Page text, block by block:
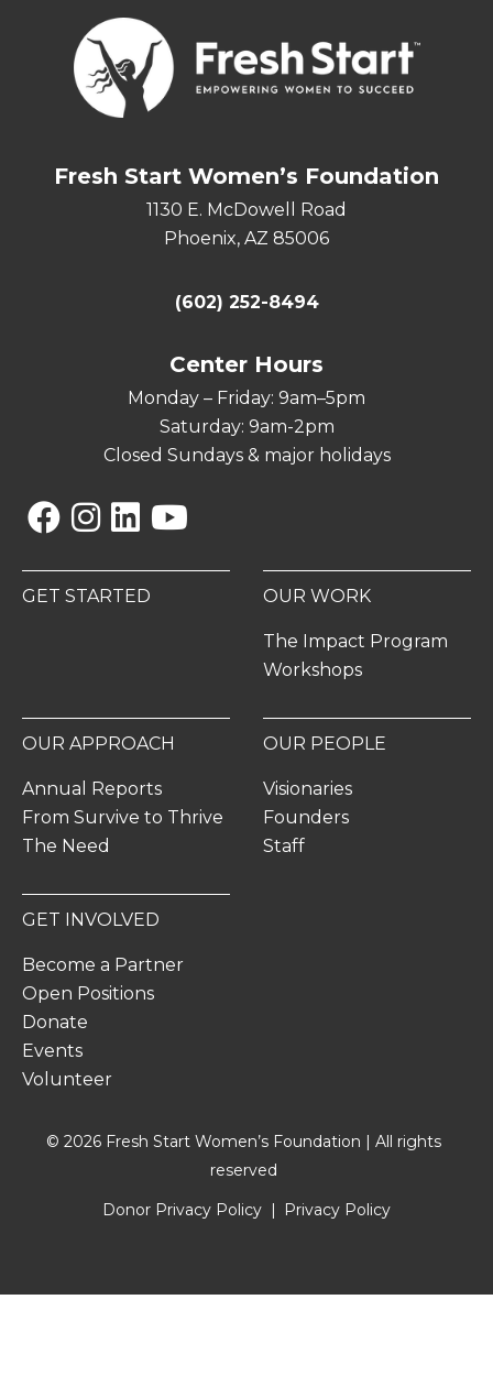
Fresh Start Women’s Foundation
1130 E. McDowell Road
Phoenix, AZ 85006
(602) 252-8494
Center Hours
Monday – Friday: 9am–5pm
Saturday: 9am-2pm
Closed Sundays & major holidays
GET STARTED OUR WORK
The Impact Program
Workshops
OUR APPROACH
Annual Reports
From Survive to Thrive
The Need
OUR PEOPLE
Visionaries
Founders
Staff
GET INVOLVED
Become a Partner
Open Positions
Donate
Events
Volunteer
© 2026 Fresh Start Women’s Foundation | All rights
reserved
Donor Privacy Policy
Privacy Policy